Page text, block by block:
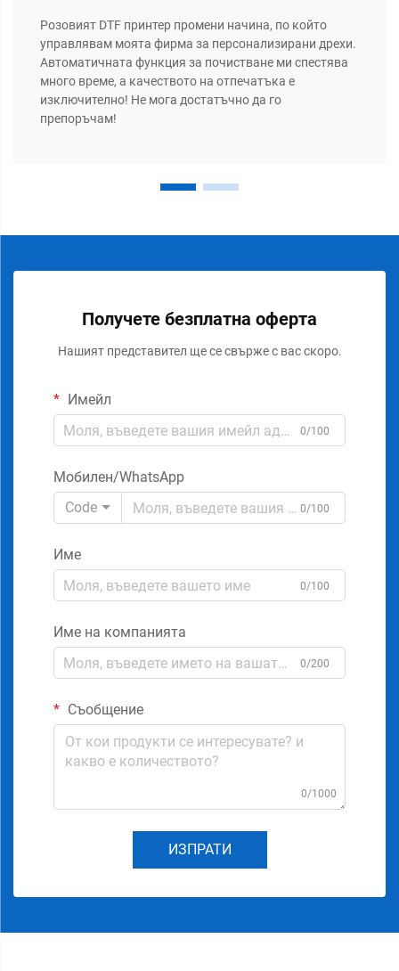
Розовият DTF принтер промени начина, по който
управлявам моята фирма за персонализирани дрехи.
Автоматичната функция за почистване ми спестява
много време, а качеството на отпечатъка е
изключително! Не мога достатъчно да го
препоръчам!
Получете безплатна оферта
Нашият представител ще се свърже с вас скоро.
Имейл
0/100
Мобилен/WhatsApp
Code
0/100
Име
0/100
Име на компанията
0/200
Съобщение
0/1000
ИЗПРАТИ